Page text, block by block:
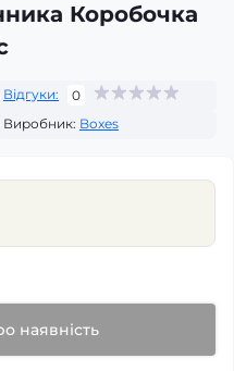
Коробочка
Відгуки:
0
Виробник: Boxes
наявність